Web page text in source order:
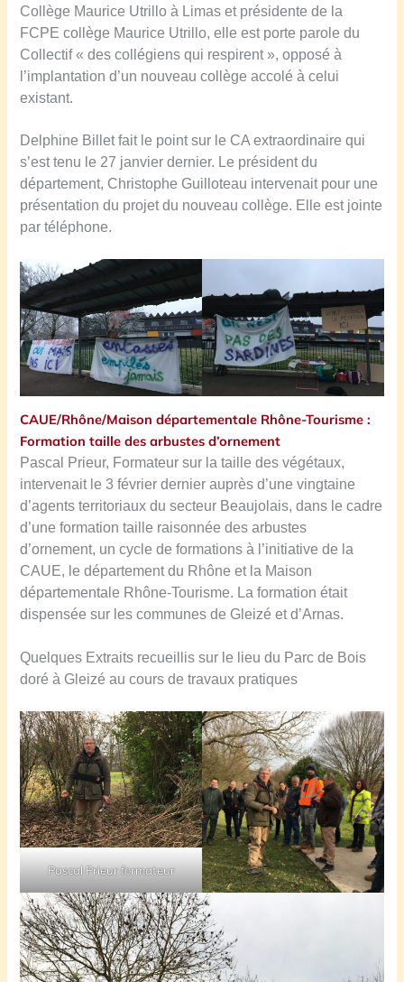
Collège Maurice Utrillo à Limas et présidente de la
FCPE collège Maurice Utrillo, elle est porte parole du
Collectif « des collégiens qui respirent », opposé à
l’implantation d’un nouveau collège accolé à celui
existant.
Delphine Billet fait le point sur le CA extraordinaire qui
s’est tenu le 27 janvier dernier. Le président du
département, Christophe Guilloteau intervenait pour une
présentation du projet du nouveau collège. Elle est jointe
par téléphone.
CAUE/Rhône/Maison départementale Rhône-Tourisme :
Formation taille des arbustes d’ornement
Pascal Prieur, Formateur sur la taille des végétaux,
intervenait le 3 février dernier auprès d’une vingtaine
d’agents territoriaux du secteur Beaujolais, dans le cadre
d’une formation taille raisonnée des arbustes
d’ornement, un cycle de formations à l’initiative de la
CAUE, le département du Rhône et la Maison
départementale Rhône-Tourisme. La formation était
dispensée sur les communes de Gleizé et d’Arnas.
Quelques Extraits recueillis sur le lieu du Parc de Bois
doré à Gleizé au cours de travaux pratiques
Pascal Prieur formateur